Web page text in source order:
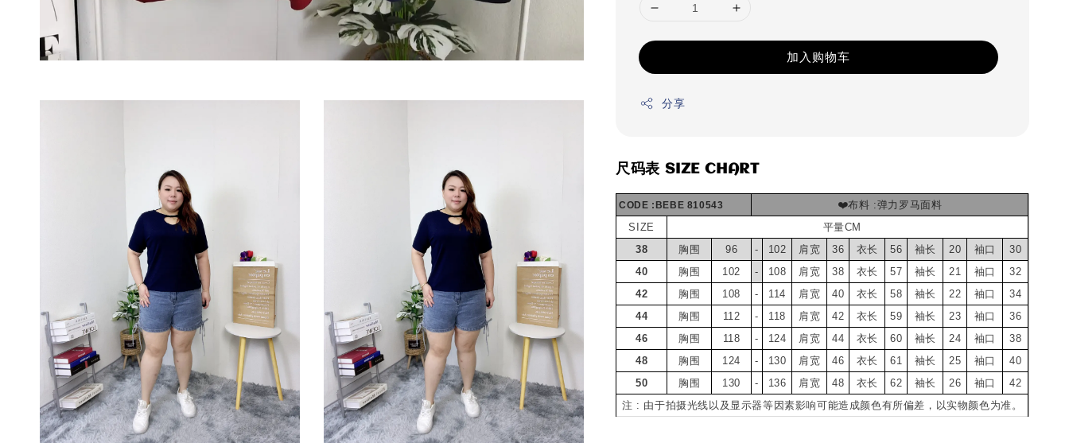
加入购物车
分享
尺码表 SIZE CHART
CODE :BEBE 810543
❤️布料 :弹力罗马面料
SIZE
平量CM
38
胸围 96 - 102 肩宽 36 衣长 56 袖长 20 袖口
30
40
胸围 102 - 108 肩宽 38 衣长 57 袖长 21 袖口
32
42
胸围 108 - 114 肩宽 40 衣长 58 袖长 22 袖口
34
44
胸围 112 - 118 肩宽 42 衣长 59 袖长 23 袖口
36
46
胸围 118 - 124 肩宽 44 衣长 60 袖长 24 袖口
38
48
胸围 124 - 130 肩宽 46 衣长 61 袖长 25 袖口
40
50
胸围 130 - 136 肩宽 48 衣长 62 袖长 26 袖口
42
注 : 由于拍摄光线以及显示器等因素影响可能造成颜色有所偏差，以实物颜色为准。